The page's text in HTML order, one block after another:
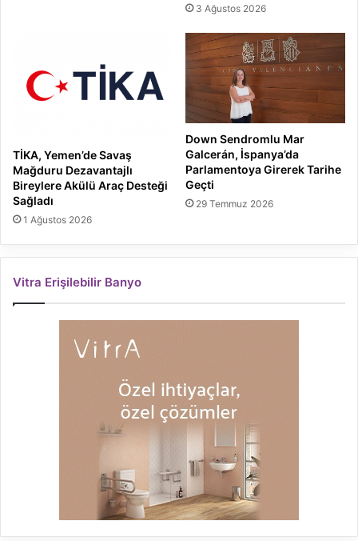
3 Ağustos 2026
TİKA, Yemen’de Savaş
Mağduru Dezavantajlı
Bireylere Akülü Araç Desteği
Sağladı
1 Ağustos 2026
Down Sendromlu Mar
Galcerán, İspanya’da
Parlamentoya Girerek Tarihe
Geçti
29 Temmuz 2026
Vitra Erişilebilir Banyo